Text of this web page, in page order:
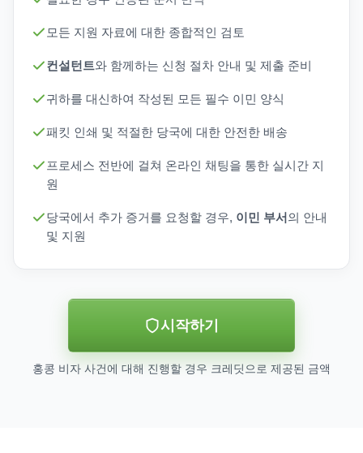
모든 지원 자료에 대한 종합적인 검토
컨설턴트와 함께하는 신청 절차 안내 및 제출 준비
귀하를 대신하여 작성된 모든 필수 이민 양식
패킷 인쇄 및 적절한 당국에 대한 안전한 배송
프로세스 전반에 걸쳐 온라인 채팅을 통한 실시간 지
원
당국에서 추가 증거를 요청할 경우, 이민 부서 의 안내
및 지원
시작하기
홍콩 비자 사건에 대해 진행할 경우 크레딧으로 제공된 금액